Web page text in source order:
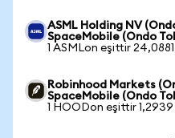
ASML Holding NV
SpaceMobile (Ondo
1 ASMLon eşittir
Robinhood Markets
SpaceMobile (Ondo
1 HOODon eşittir 1,2939